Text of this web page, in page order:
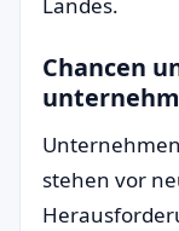
Chancen
stehen vor